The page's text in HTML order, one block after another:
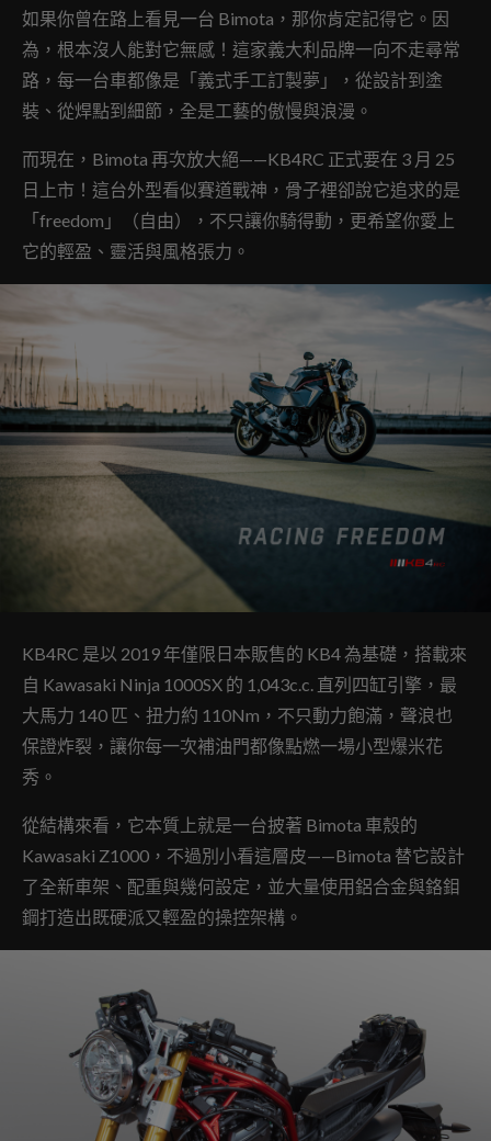
如果你曾在路上看見一台 Bimota，那你肯定記得它。因
為，根本沒人能對它無感！這家義大利品牌一向不走尋常
路，每一台車都像是「義式手工訂製夢」，從設計到塗
裝、從焊點到細節，全是工藝的傲慢與浪漫。
而現在，Bimota 再次放大絕——KB4RC 正式要在 3 月 25
日上市！這台外型看似賽道戰神，骨子裡卻說它追求的是
「freedom」（自由），不只讓你騎得動，更希望你愛上
它的輕盈、靈活與風格張力。
KB4RC 是以 2019 年僅限日本販售的 KB4 為基礎，搭載來
自 Kawasaki Ninja 1000SX 的 1,043c.c. 直列四缸引擎，最
大馬力 140 匹、扭力約 110Nm，不只動力飽滿，聲浪也
保證炸裂，讓你每一次補油門都像點燃一場小型爆米花
秀。
從結構來看，它本質上就是一台披著 Bimota 車殼的
Kawasaki Z1000，不過別小看這層皮——Bimota 替它設計
了全新車架、配重與幾何設定，並大量使用鋁合金與鉻鉬
鋼打造出既硬派又輕盈的操控架構。